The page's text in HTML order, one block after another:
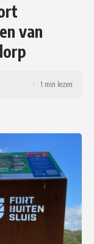
van
1 min lezen